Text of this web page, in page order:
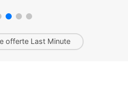
offerte Last Minute